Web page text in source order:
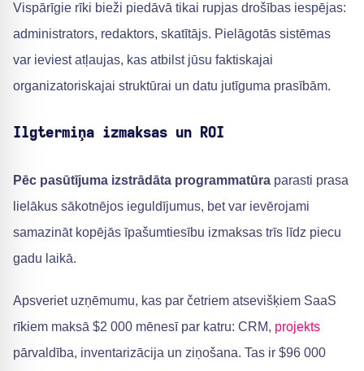
Vispārīgie rīki bieži piedāvā tikai rupjas drošības iespējas:
administrators, redaktors, skatītājs. Pielāgotās sistēmas
var ieviest atļaujas, kas atbilst jūsu faktiskajai
organizatoriskajai struktūrai un datu jutīguma prasībām.
Ilgtermiņa izmaksas un ROI
Pēc pasūtījuma izstrādāta programmatūra parasti prasa
lielākus sākotnējos ieguldījumus, bet var ievērojami
samazināt kopējās īpašumtiesību izmaksas trīs līdz piecu
gadu laikā.
Apsveriet uzņēmumu, kas par četriem atsevišķiem SaaS
rīkiem maksā $2 000 mēnesī par katru: CRM, projekts
pārvaldība, inventarizācija un ziņošana. Tas ir $96 000